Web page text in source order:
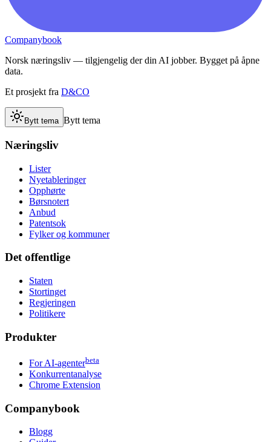
Companybook
Norsk næringsliv — tilgjengelig der din AI jobber. Bygget på åpne
data.
Et prosjekt fra D&CO
Bytt tema Bytt tema
Næringsliv
Lister
Nyetableringer
Opphørte
Børsnotert
Anbud
Patentsok
Fylker og kommuner
Det offentlige
Staten
Stortinget
Regjeringen
Politikere
Produkter
For AI-agenterbeta
Konkurrentanalyse
Chrome Extension
Companybook
Blogg